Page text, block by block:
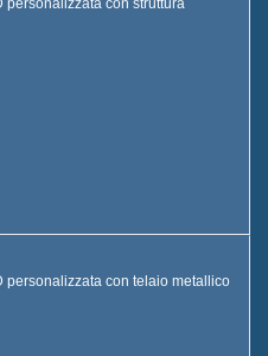
personalizzata con struttura
personalizzata con telaio metallico